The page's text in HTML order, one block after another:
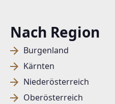
Nach Region
Burgenland
Kärnten
Niederösterreich
Oberösterreich